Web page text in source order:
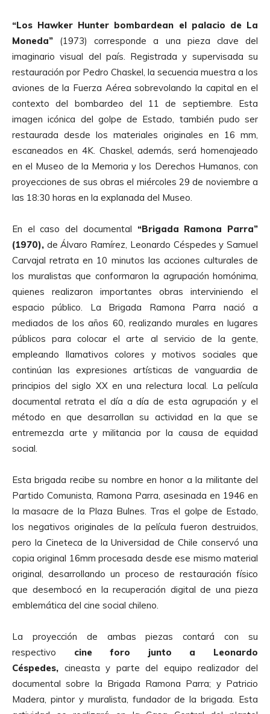
“Los Hawker Hunter bombardean el palacio de La
Moneda” (1973) corresponde a una pieza clave del
imaginario visual del país. Registrada y supervisada su
restauración por Pedro Chaskel, la secuencia muestra a los
aviones de la Fuerza Aérea sobrevolando la capital en el
contexto del bombardeo del 11 de septiembre. Esta
imagen icónica del golpe de Estado, también pudo ser
restaurada desde los materiales originales en 16 mm,
escaneados en 4K. Chaskel, además, será homenajeado
en el Museo de la Memoria y los Derechos Humanos, con
proyecciones de sus obras el miércoles 29 de noviembre a
las 18:30 horas en la explanada del Museo.
En el caso del documental “Brigada Ramona Parra”
(1970), de Álvaro Ramírez, Leonardo Céspedes y Samuel
Carvajal retrata en 10 minutos las acciones culturales de
los muralistas que conformaron la agrupación homónima,
quienes realizaron importantes obras interviniendo el
espacio público. La Brigada Ramona Parra nació a
mediados de los años 60, realizando murales en lugares
públicos para colocar el arte al servicio de la gente,
empleando llamativos colores y motivos sociales que
continúan las expresiones artísticas de vanguardia de
principios del siglo XX en una relectura local. La película
documental retrata el día a día de esta agrupación y el
método en que desarrollan su actividad en la que se
entremezcla arte y militancia por la causa de equidad
social.
Esta brigada recibe su nombre en honor a la militante del
Partido Comunista, Ramona Parra, asesinada en 1946 en
la masacre de la Plaza Bulnes. Tras el golpe de Estado,
los negativos originales de la película fueron destruidos,
pero la Cineteca de la Universidad de Chile conservó una
copia original 16mm procesada desde ese mismo material
original, desarrollando un proceso de restauración físico
que desembocó en la recuperación digital de una pieza
emblemática del cine social chileno.
La proyección de ambas piezas contará con su
respectivo cine foro junto a Leonardo
Céspedes, cineasta y parte del equipo realizador del
documental sobre la Brigada Ramona Parra; y Patricio
Madera, pintor y muralista, fundador de la brigada. Esta